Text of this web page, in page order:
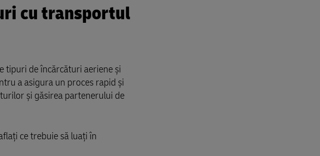
cu transportul
tipuri de încărcături aeriene și
a asigura un proces rapid și
și găsirea partenerului de
ce trebuie să luați în